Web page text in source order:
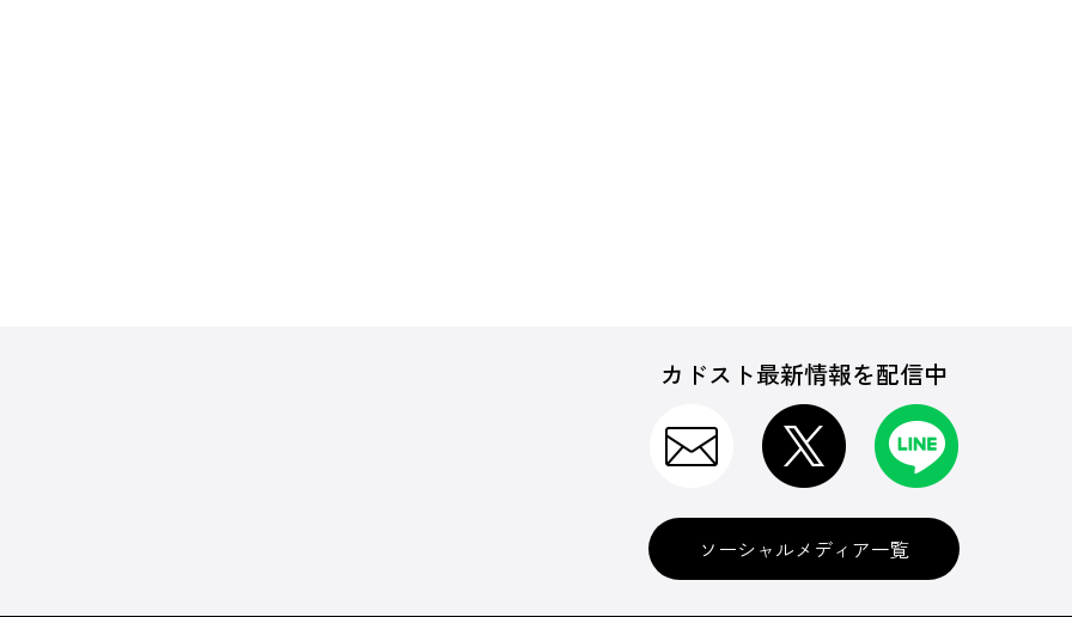
カドスト最新情報を配信中
ソーシャルメディア一覧